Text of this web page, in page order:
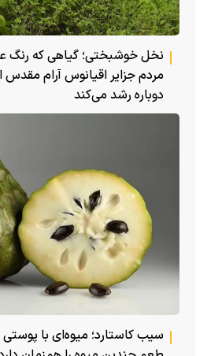
نخل خوشبختی؛ گیاهی که رنگ
مردم جزایر اقیانوس آرام
دوباره رشد می‌کند
سیب کاستارد؛ میوه‌ای با